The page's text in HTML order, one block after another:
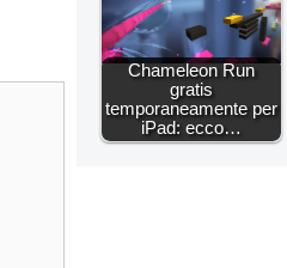
Chameleon Run
gratis
temporaneamente per
iPad: ecco…